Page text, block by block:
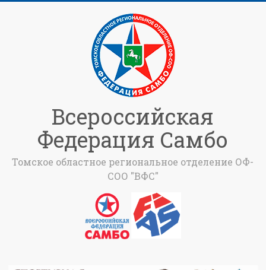
Всероссийская
Федерация Самбо
Томское областное региональное отделение ОФ-
СОО "ВФС"